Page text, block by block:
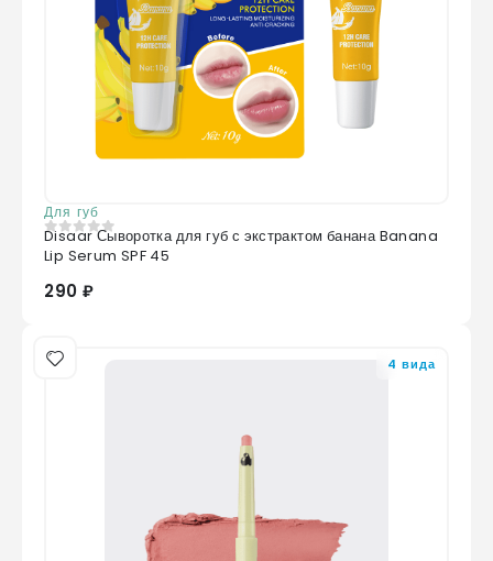
Для губ
0из 5
Disaar Сыворотка для губ с экстрактом банана Banana
Lip Serum SPF 45
290 ₽
4 вида